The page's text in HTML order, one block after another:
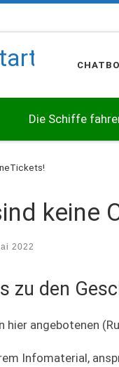
Die Schiffe
keine
2022
zu den
hier angebotenen
Infomaterial,